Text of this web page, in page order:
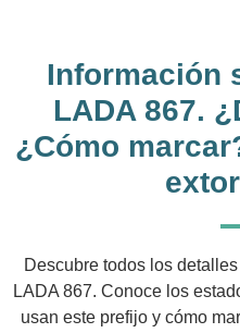
Información
LADA 867.
¿Cómo
Descubre todos los
LADA 867. Conoce los
usan este prefijo y cómo